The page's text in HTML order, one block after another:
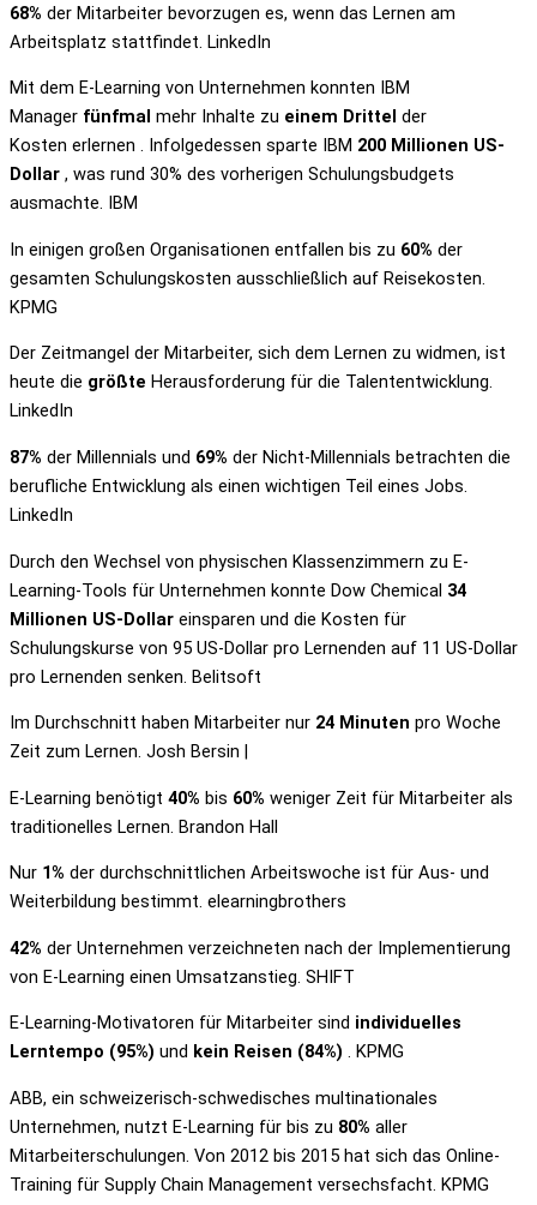
68% der Mitarbeiter bevorzugen es, wenn das Lernen am
Arbeitsplatz stattfindet. LinkedIn
Mit dem E-Learning von Unternehmen konnten IBM
Manager fünfmal mehr Inhalte zu einem Drittel der
Kosten erlernen . Infolgedessen sparte IBM 200 Millionen US-
Dollar , was rund 30% des vorherigen Schulungsbudgets
ausmachte. IBM
In einigen großen Organisationen entfallen bis zu 60% der
gesamten Schulungskosten ausschließlich auf Reisekosten.
KPMG
Der Zeitmangel der Mitarbeiter, sich dem Lernen zu widmen, ist
heute die größte Herausforderung für die Talententwicklung.
LinkedIn
87% der Millennials und 69% der Nicht-Millennials betrachten die
berufliche Entwicklung als einen wichtigen Teil eines Jobs.
LinkedIn
Durch den Wechsel von physischen Klassenzimmern zu E-
Learning-Tools für Unternehmen konnte Dow Chemical 34
Millionen US-Dollar einsparen und die Kosten für
Schulungskurse von 95 US-Dollar pro Lernenden auf 11 US-Dollar
pro Lernenden senken. Belitsoft
Im Durchschnitt haben Mitarbeiter nur 24 Minuten pro Woche
Zeit zum Lernen. Josh Bersin |
E-Learning benötigt 40% bis 60% weniger Zeit für Mitarbeiter als
traditionelles Lernen. Brandon Hall
Nur 1% der durchschnittlichen Arbeitswoche ist für Aus- und
Weiterbildung bestimmt. elearningbrothers
42% der Unternehmen verzeichneten nach der Implementierung
von E-Learning einen Umsatzanstieg. SHIFT
E-Learning-Motivatoren für Mitarbeiter sind individuelles
Lerntempo (95%) und kein Reisen (84%) . KPMG
ABB, ein schweizerisch-schwedisches multinationales
Unternehmen, nutzt E-Learning für bis zu 80% aller
Mitarbeiterschulungen. Von 2012 bis 2015 hat sich das Online-
Training für Supply Chain Management versechsfacht. KPMG